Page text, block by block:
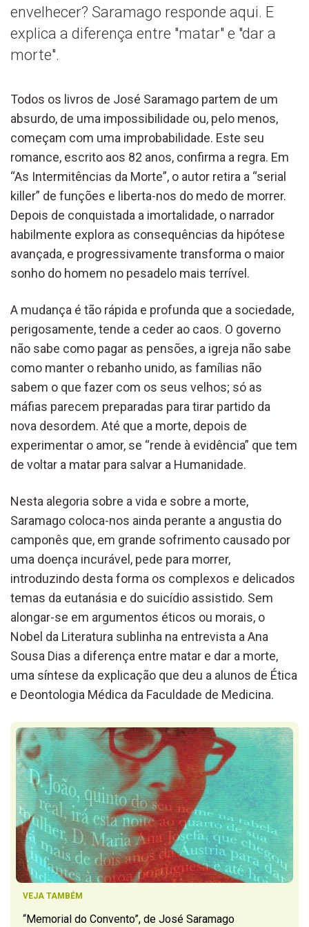
envelhecer? Saramago responde aqui. E
explica a diferença entre "matar" e "dar a
morte".
Todos os livros de José Saramago partem de um
absurdo, de uma impossibilidade ou, pelo menos,
começam com uma improbabilidade. Este seu
romance, escrito aos 82 anos, confirma a regra. Em
“As Intermitências da Morte”, o autor retira a “serial
killer” de funções e liberta-nos do medo de morrer.
Depois de conquistada a imortalidade, o narrador
habilmente explora as consequências da hipótese
avançada, e progressivamente transforma o maior
sonho do homem no pesadelo mais terrível.
A mudança é tão rápida e profunda que a sociedade,
perigosamente, tende a ceder ao caos. O governo
não sabe como pagar as pensões, a igreja não sabe
como manter o rebanho unido, as famílias não
sabem o que fazer com os seus velhos; só as
máfias parecem preparadas para tirar partido da
nova desordem. Até que a morte, depois de
experimentar o amor, se “rende à evidência” que tem
de voltar a matar para salvar a Humanidade.
Nesta alegoria sobre a vida e sobre a morte,
Saramago coloca-nos ainda perante a angustia do
camponês que, em grande sofrimento causado por
uma doença incurável, pede para morrer,
introduzindo desta forma os complexos e delicados
temas da eutanásia e do suicídio assistido. Sem
alongar-se em argumentos éticos ou morais, o
Nobel da Literatura sublinha na entrevista a Ana
Sousa Dias a diferença entre matar e dar a morte,
uma síntese da explicação que deu a alunos de Ética
e Deontologia Médica da Faculdade de Medicina.
VEJA TAMBÉM
“Memorial do Convento”, de José Saramago